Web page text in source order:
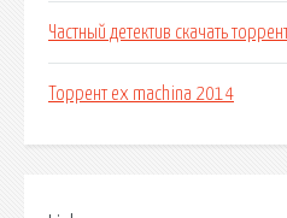
Частный детектив скачать
Торрент ex machina 2014